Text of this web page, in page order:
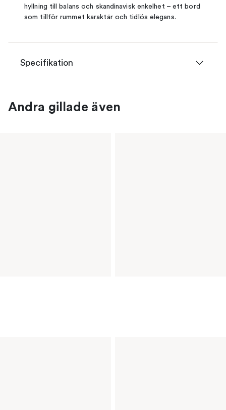
hyllning till balans och skandinavisk enkelhet – ett bord
som tillför rummet karaktär och tidlös elegans.
Specifikation
Andra gillade även